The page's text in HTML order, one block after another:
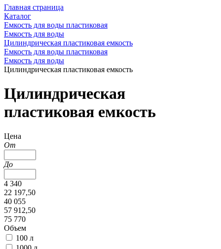
Главная страница
Каталог
Емкость для воды пластиковая
Емкость для воды
Цилиндрическая пластиковая емкость
Емкость для воды пластиковая
Емкость для воды
Цилиндрическая пластиковая емкость
Цилиндрическая
пластиковая емкость
Цена
От
До
4 340
22 197,50
40 055
57 912,50
75 770
Объем
100 л